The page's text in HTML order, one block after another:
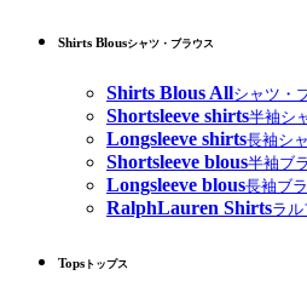
Shirts Blousシャツ・ブラウス
Shirts Blous Allシャツ・
Shortsleeve shirts半袖シ
Longsleeve shirts長袖シ
Shortsleeve blous半袖ブ
Longsleeve blous長袖ブ
RalphLauren Shirtsラ
Tops トップス